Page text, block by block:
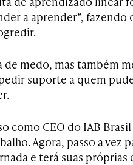
a aprender”, fazendo
de medo, mas também
suporte a quem
como CEO do IAB
Agora, passo a vez
e terá suas próprias